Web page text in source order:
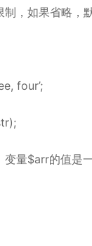
，如果省略，
four’;
变量$arr的值是